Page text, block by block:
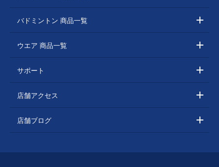
バドミントン 商品一覧
ウエア 商品一覧
サポート
店舗アクセス
店舗ブログ